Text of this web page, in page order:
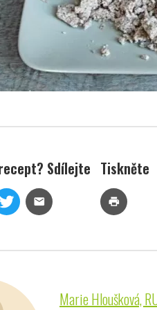
Sdílejte
mail
Tiskněte
print
Marie Hloušková,